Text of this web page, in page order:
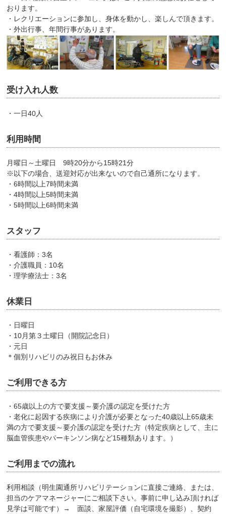
おります。
・レクリエーションに参加し、身体を動かし、楽しんで頂きます。
・外出行事、年間行事があります。
受け入れ人数
・一日40人
利用時間
月曜日～土曜日 9時20分から15時21分
※以下の場合、送迎対応が出来ないので自己通所になります。
・6時間以上7時間未満
・4時間以上5時間未満
・5時間以上6時間未満
スタッフ
・看護師：3名
・介護職員：10名
・理学療法士：3名
休業日
・日曜日
・10月第３土曜日（開院記念日）
・元日
＊個別リハビリのみ祝日もお休み
ご利用できる方
・65歳以上の方で要支援～要介護の認定を受けた方
・老化に起因する疾病により介護が必要となった40歳以上65歳未
満の方で要支援～要介護の認定を受けた方（特定疾病として、主に
脳血管疾患やパーキンソン病など15種類あります。）
ご利用までの流れ
利用相談（明生園通所リハビリテーションに直接ご連絡、または、
担当のケアマネージャーにご相談下さい。事前に申し込み頂ければ
見学は可能です）→ 面談、家屋評価（自宅環境を撮影）、契約